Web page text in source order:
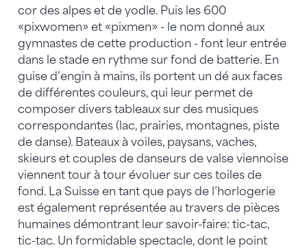
cor des alpes et de yodle. Puis les 600
«pixwomen» et «pixmen» - le nom donné aux
gymnastes de cette production - font leur entrée
dans le stade en rythme sur fond de batterie. En
guise d’engin à mains, ils portent un dé aux faces
de différentes couleurs, qui leur permet de
composer divers tableaux sur des musiques
correspondantes (lac, prairies, montagnes, piste
de danse). Bateaux à voiles, paysans, vaches,
skieurs et couples de danseurs de valse viennoise
viennent tour à tour évoluer sur ces toiles de
fond. La Suisse en tant que pays de l’horlogerie
est également représentée au travers de pièces
humaines démontrant leur savoir-faire: tic-tac,
tic-tac. Un formidable spectacle, dont le point